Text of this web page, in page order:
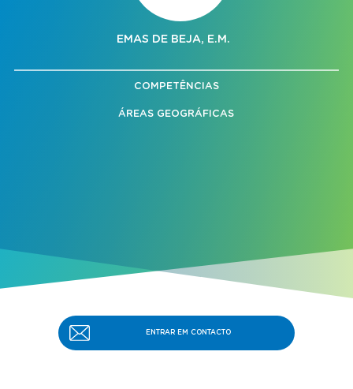
EMAS DE BEJA, E.M.
COMPETÊNCIAS
ÁREAS GEOGRÁFICAS
ENTRAR EM CONTACTO